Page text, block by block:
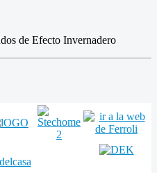
de Efecto Invernadero